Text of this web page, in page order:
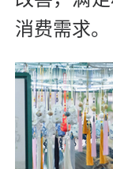
消费需求。